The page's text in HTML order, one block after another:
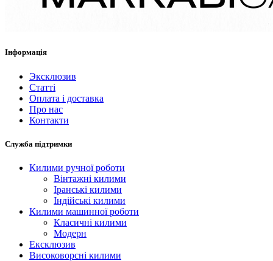
Інформація
Эксклюзив
Статті
Оплата і доставка
Про нас
Контакти
Служба підтримки
Килими ручної роботи
Вінтажні килими
Іранські килими
Індійські килими
Килими машинної роботи
Класичні килими
Модерн
Ексклюзив
Високоворсні килими